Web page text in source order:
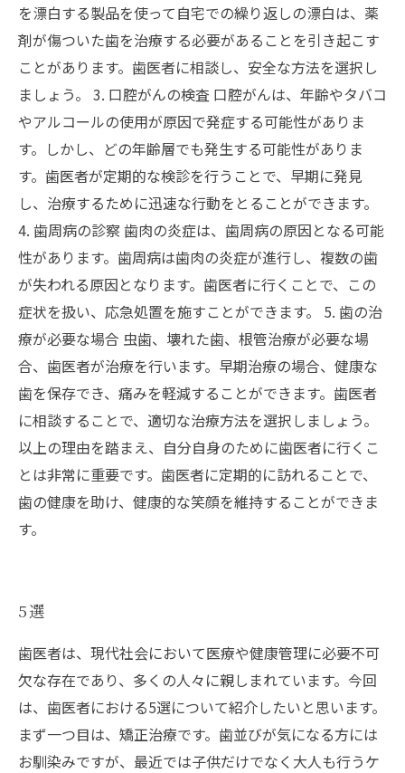
を漂白する製品を使って自宅での繰り返しの漂白は、薬
剤が傷ついた歯を治療する必要があることを引き起こす
ことがあります。歯医者に相談し、安全な方法を選択し
ましょう。 3. 口腔がんの検査 口腔がんは、年齢やタバコ
やアルコールの使用が原因で発症する可能性がありま
す。しかし、どの年齢層でも発生する可能性がありま
す。歯医者が定期的な検診を行うことで、早期に発見
し、治療するために迅速な行動をとることができます。
4. 歯周病の診察 歯肉の炎症は、歯周病の原因となる可能
性があります。歯周病は歯肉の炎症が進行し、複数の歯
が失われる原因となります。歯医者に行くことで、この
症状を扱い、応急処置を施すことができます。 5. 歯の治
療が必要な場合 虫歯、壊れた歯、根管治療が必要な場
合、歯医者が治療を行います。早期治療の場合、健康な
歯を保存でき、痛みを軽減することができます。歯医者
に相談することで、適切な治療方法を選択しましょう。
以上の理由を踏まえ、自分自身のために歯医者に行くこ
とは非常に重要です。歯医者に定期的に訪れることで、
歯の健康を助け、健康的な笑顔を維持することができま
す。
5選
歯医者は、現代社会において医療や健康管理に必要不可
欠な存在であり、多くの人々に親しまれています。今回
は、歯医者における5選について紹介したいと思います。
まず一つ目は、矯正治療です。歯並びが気になる方には
お馴染みですが、最近では子供だけでなく大人も行うケ